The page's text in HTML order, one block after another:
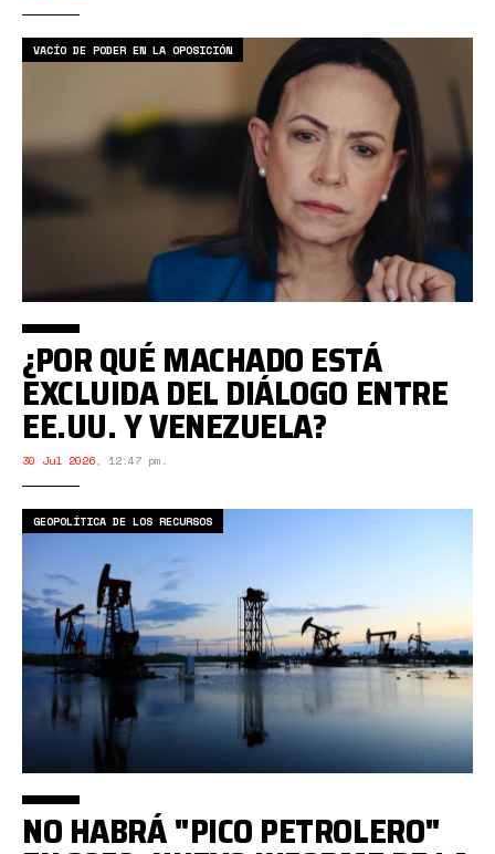
VACÍO DE PODER EN LA OPOSICIÓN
¿POR QUÉ MACHADO ESTÁ
EXCLUIDA DEL DIÁLOGO ENTRE
EE.UU. Y VENEZUELA?
30 Jul 2026, 12:47 pm.
GEOPOLÍTICA DE LOS RECURSOS
NO HABRÁ "PICO PETROLERO"